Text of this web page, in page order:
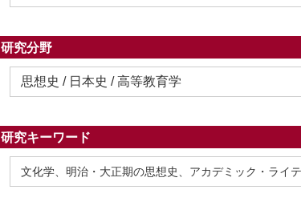
研究分野
思想史 / 日本史 / 高等教育学
研究キーワード
文化学、明治・大正期の思想史、アカデミック・ライ